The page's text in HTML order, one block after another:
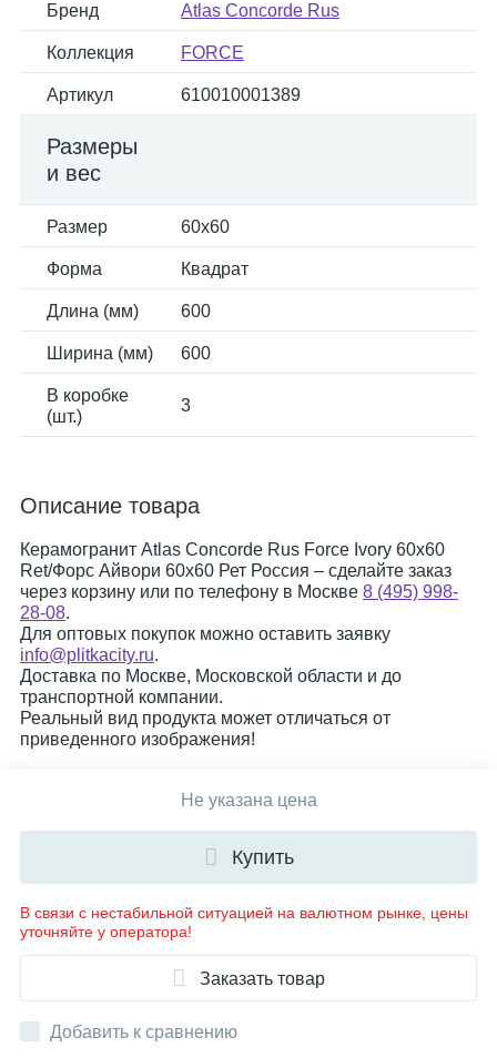
Бренд Atlas Concorde Rus
Коллекция FORCE
Артикул 610010001389
Размеры
и вес
Размер 60x60
Форма Квадрат
Длина (мм) 600
Ширина (мм) 600
В коробке
(шт.)
3
Описание товара
Керамогранит Atlas Concorde Rus Force Ivory 60x60
Ret/Форс Айвори 60x60 Рет Россия – сделайте заказ
через корзину или по телефону в Москве 8 (495) 998-
28-08.
Для оптовых покупок можно оставить заявку
info@plitkacity.ru.
Доставка по Москве, Московской области и до
транспортной компании.
Реальный вид продукта может отличаться от
приведенного изображения!
Не указана цена
Купить
В связи с нестабильной ситуацией на валютном рынке, цены
уточняйте у оператора!
Заказать товар
Добавить к сравнению